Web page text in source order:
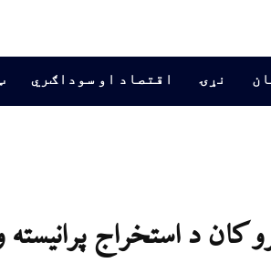
نړۍ اقتصاد او سوداګري
د استخراج